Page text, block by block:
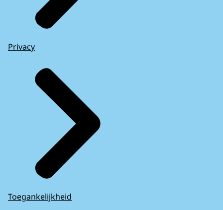
Privacy
Toegankelijkheid